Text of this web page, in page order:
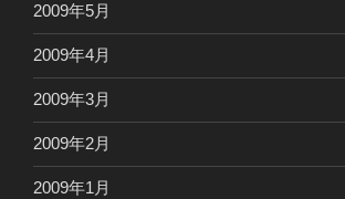
2009年5月
2009年4月
2009年3月
2009年2月
2009年1月